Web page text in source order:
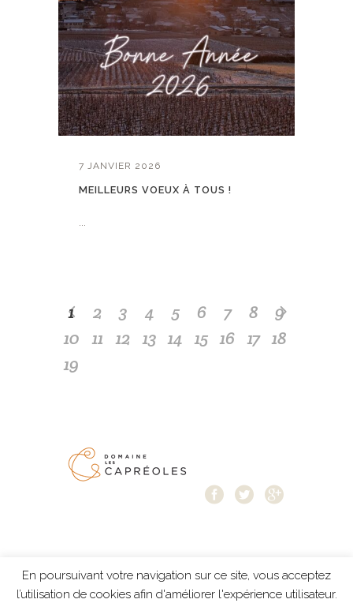
7 JANVIER 2026
MEILLEURS VOEUX À TOUS !
1 2 3 4 5 6 7 8
9
10 11 12 13 14 15 16 17 18
19
-Protection des données
En poursuivant votre navigation sur ce site, vous acceptez
l’utilisation de cookies afin d'améliorer l'expérience utilisateur.